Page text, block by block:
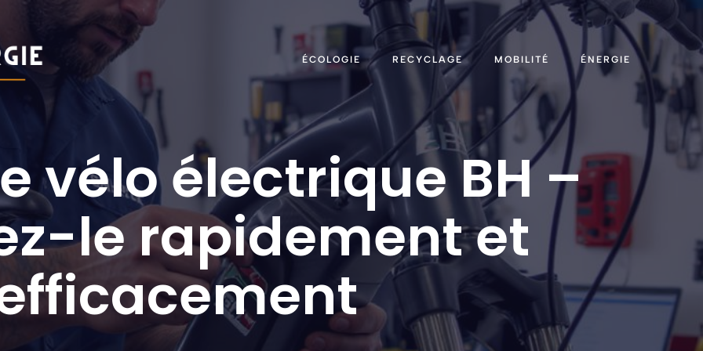
ÉCOLOGIE RECYCLAGE MOBILITÉ ÉNERGIE
vélo électrique BH –
le rapidement et